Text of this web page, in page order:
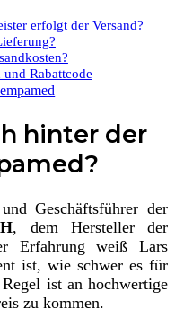
erfolgt der Versand?
Rabattcode
hinter der
Geschäftsführer der
, dem Hersteller der
Erfahrung weiß Lars
ist, wie schwer es für
ist an hochwertige
zu kommen.